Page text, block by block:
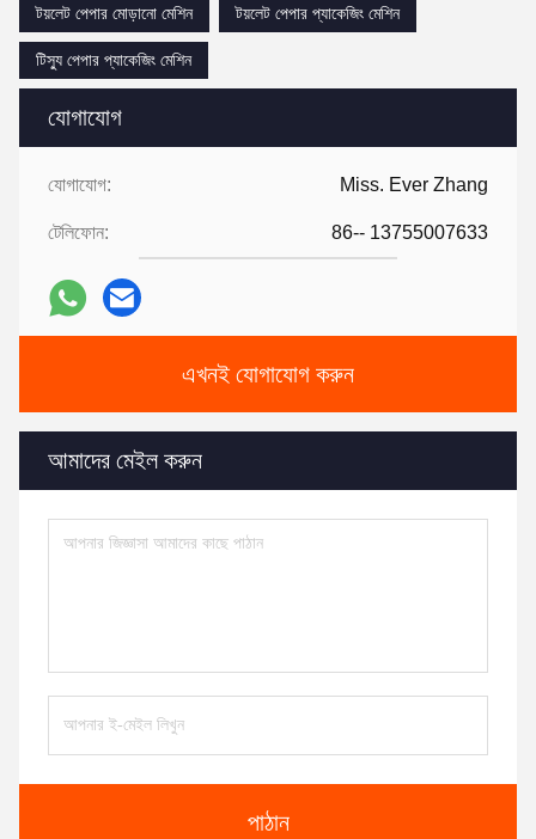
যোগাযোগ
যোগাযোগ: Miss. Ever Zhang
টেলিফোন: 86-- 13755007633
এখনই যোগাযোগ করুন
আমাদের মেইল করুন
পাঠান
টয়লেট পেপার মোড়ানো মেশিন
টয়লেট পেপার প্যাকেজিং মেশিন
টিস্যু পেপার প্যাকেজিং মেশিন